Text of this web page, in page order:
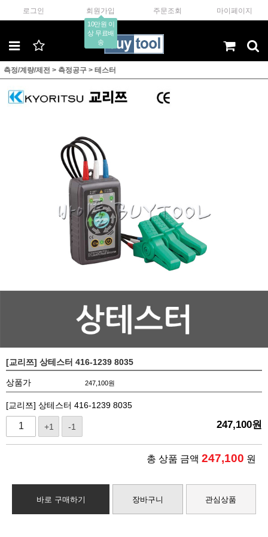
로그인 회원가입
10만원 이
상 무료배
송
주문조회 마이페이지
측정/계량/제전 > 측정공구 > 테스터
[교리쯔] 상테스터 416-1239 8035
상품가 247,100원
[교리쯔] 상테스터 416-1239 8035
+1 -1 247,100원
총 상품 금액 247,100 원
바로 구매하기 장바구니 관심상품